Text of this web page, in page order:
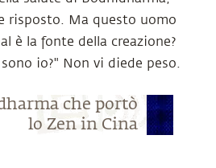
risposto. Ma questo uomo
è la fonte della creazione?
io?" Non vi diede peso.
che portò
lo Zen in Cina